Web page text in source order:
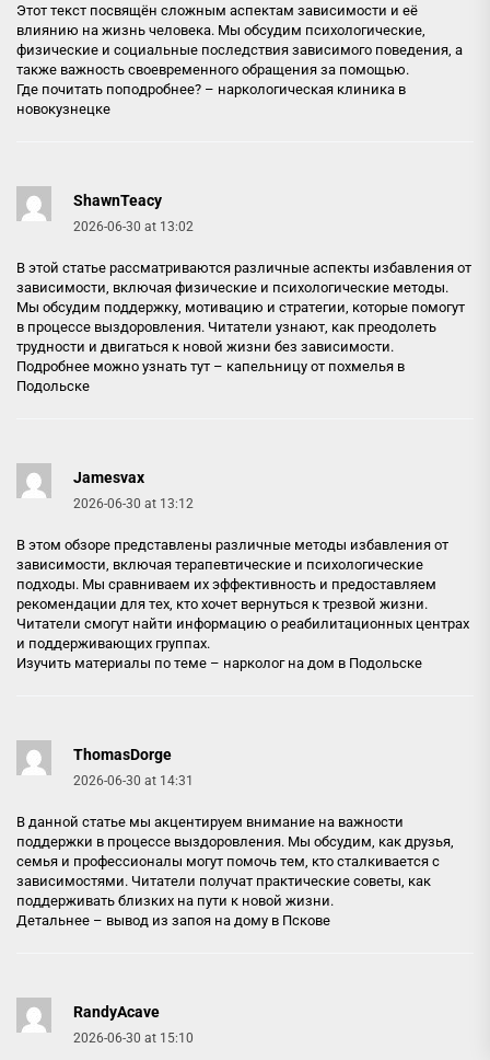
Этот текст посвящён сложным аспектам зависимости и её
влиянию на жизнь человека. Мы обсудим психологические,
физические и социальные последствия зависимого поведения, а
также важность своевременного обращения за помощью.
Где почитать поподробнее? – наркологическая клиника в
новокузнецке
ShawnTeacy
2026-06-30 at 13:02
В этой статье рассматриваются различные аспекты избавления от
зависимости, включая физические и психологические методы.
Мы обсудим поддержку, мотивацию и стратегии, которые помогут
в процессе выздоровления. Читатели узнают, как преодолеть
трудности и двигаться к новой жизни без зависимости.
Подробнее можно узнать тут – капельницу от похмелья в
Подольске
Jamesvax
2026-06-30 at 13:12
В этом обзоре представлены различные методы избавления от
зависимости, включая терапевтические и психологические
подходы. Мы сравниваем их эффективность и предоставляем
рекомендации для тех, кто хочет вернуться к трезвой жизни.
Читатели смогут найти информацию о реабилитационных центрах
и поддерживающих группах.
Изучить материалы по теме – нарколог на дом в Подольске
ThomasDorge
2026-06-30 at 14:31
В данной статье мы акцентируем внимание на важности
поддержки в процессе выздоровления. Мы обсудим, как друзья,
семья и профессионалы могут помочь тем, кто сталкивается с
зависимостями. Читатели получат практические советы, как
поддерживать близких на пути к новой жизни.
Детальнее – вывод из запоя на дому в Пскове
RandyAcave
2026-06-30 at 15:10